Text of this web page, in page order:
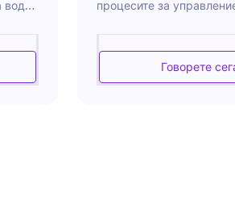
води
със
процесите за
Той помага в изготвянето,
преглеждането и
Говорете